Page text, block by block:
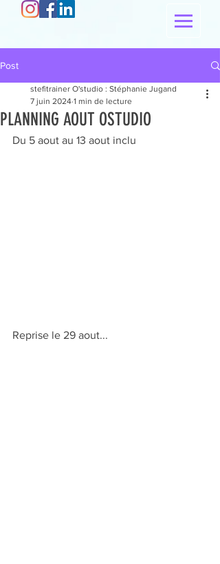
Post
PLANNING AOUT OSTUDIO
stefitrainer O'studio : Stéphanie Jugand
7 juin 2024 1 min de lecture
Du 5 aout au 13 aout inclu
Reprise le 29 aout...